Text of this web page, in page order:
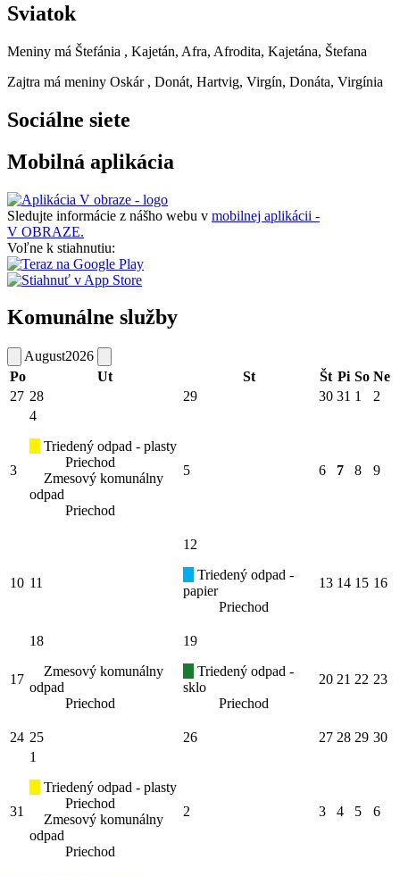
Sviatok
Meniny má Štefánia , Kajetán, Afra, Afrodita, Kajetána, Štefana
Zajtra má meniny Oskár , Donát, Hartvig, Virgín, Donáta, Virgínia
Sociálne siete
Mobilná aplikácia
Sledujte informácie z nášho webu v mobilnej aplikácii -
V OBRAZE.
Voľne k stiahnutiu:
Komunálne služby
August2026
Po
Ut St Št Pi So Ne
27 28 29 30 31 1 2
3
4
Triedený odpad - plasty
Priechod
Zmesový komunálny
odpad
Priechod
5 6 7 8 9
10 11
12
Triedený odpad -
papier
Priechod
13 14 15 16
17
18
Zmesový komunálny
odpad
Priechod
19
Triedený odpad -
sklo
Priechod
20 21 22 23
24 25 26 27 28 29 30
31
1
Triedený odpad - plasty
Priechod
Zmesový komunálny
odpad
Priechod
2 3 4 5 6